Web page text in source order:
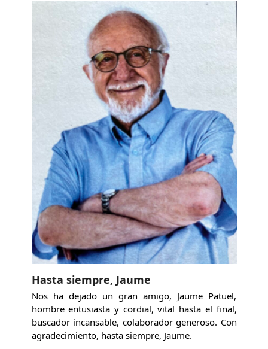
Hasta siempre, Jaume
Nos ha dejado un gran amigo, Jaume Patuel,
hombre entusiasta y cordial, vital hasta el final,
buscador incansable, colaborador generoso. Con
agradecimiento, hasta siempre, Jaume.